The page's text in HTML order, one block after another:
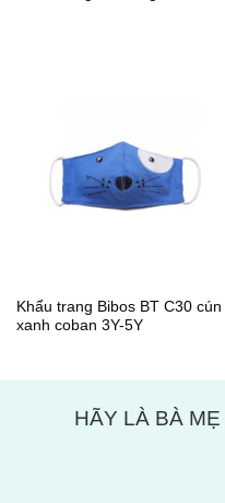
Khẩu trang Bibos BT C30 cún
xanh coban 3Y-5Y
HÃY LÀ BÀ MẸ